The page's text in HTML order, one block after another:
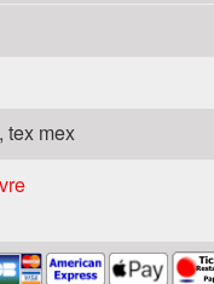
tex mex